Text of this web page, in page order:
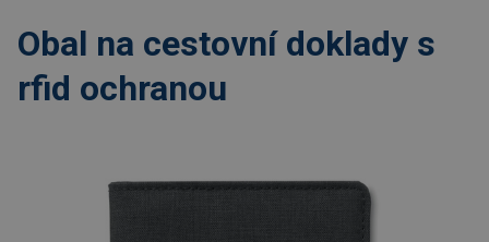
Obal na cestovní doklady s
rfid ochranou